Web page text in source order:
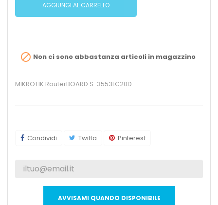
AGGIUNGI AL CARRELLO
 Non ci sono abbastanza articoli in magazzino
MIKROTIK RouterBOARD S-3553LC20D
Condividi Twitta Pinterest
AVVISAMI QUANDO DISPONIBILE